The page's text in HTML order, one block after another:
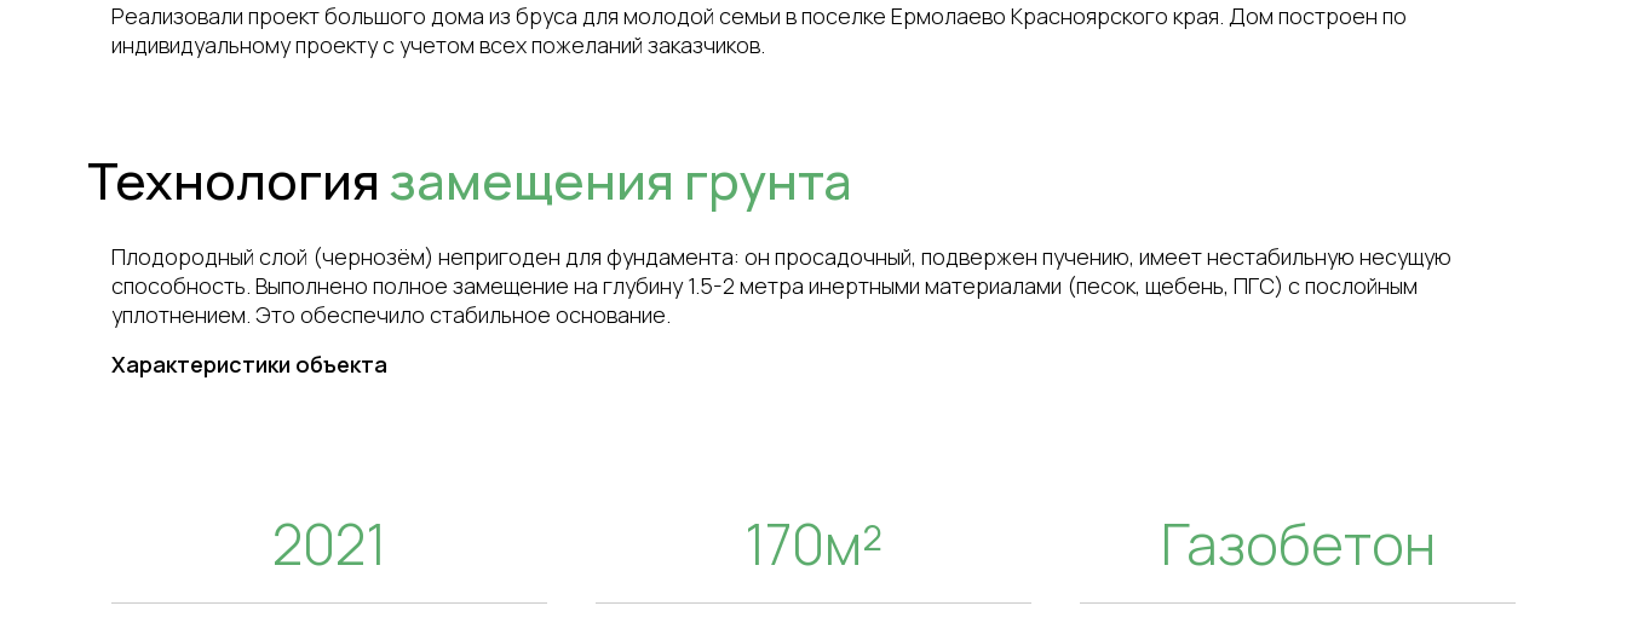
Реализовали проект большого дома из бруса для молодой семьи в поселке Ермолаево Красноярского края. Дом построен по
индивидуальному проекту с учетом всех пожеланий заказчиков.
Технологиязамещения грунта
Плодородный слой (чернозём) непригоден для фундамента: он просадочный, подвержен пучению, имеет нестабильную несущую
способность. Выполнено полное замещение на глубину 1.5-2 метра инертными материалами (песок, щебень, ПГС) с послойным
уплотнением. Это обеспечило стабильное основание.
Характеристики объекта
2021 170м² Газобетон